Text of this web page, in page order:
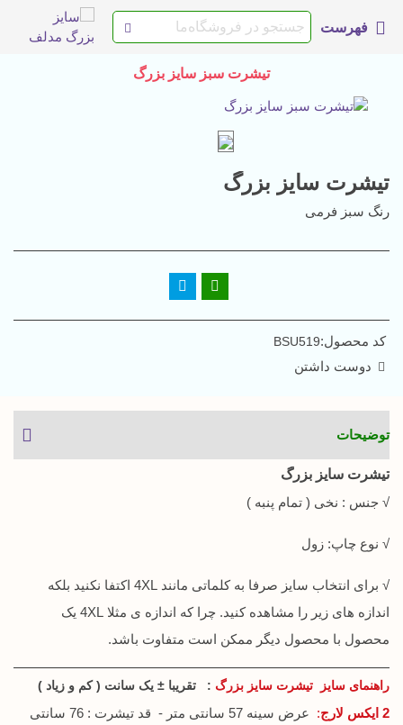
فهرست
تیشرت سبز سایز بزرگ
تیشرت سایز بزرگ
رنگ سبز فرمی
کد محصول:BSU519
دوست داشتن
توضیحات
تیشرت سایز بزرگ
√ جنس : نخی ( تمام پنبه )
√ نوع چاپ: زول
√ برای انتخاب سایز صرفا به کلماتی مانند 4XL اکتفا نکنید بلکه
اندازه های زیر را مشاهده کنید. چرا که اندازه ی مثلا 4XL یک
محصول با محصول دیگر ممکن است متفاوت باشد.
راهنمای سایز تیشرت سایز بزرگ : تقریبا ± یک سانت ( کم و زیاد )
2 ایکس لارج :
عرض سینه 57 سانتی متر - قد تیشرت : 76 سانتی